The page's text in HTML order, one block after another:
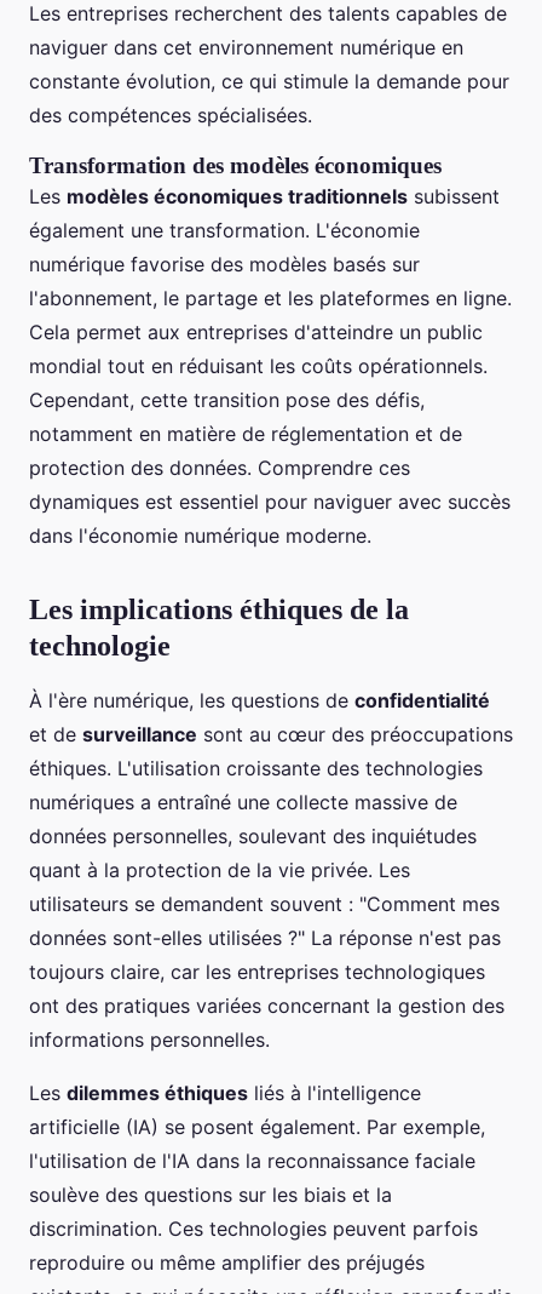
Les entreprises recherchent des talents capables de
naviguer dans cet environnement numérique en
constante évolution, ce qui stimule la demande pour
des compétences spécialisées.
Transformation des modèles économiques
Les modèles économiques traditionnels subissent
également une transformation. L'économie
numérique favorise des modèles basés sur
l'abonnement, le partage et les plateformes en ligne.
Cela permet aux entreprises d'atteindre un public
mondial tout en réduisant les coûts opérationnels.
Cependant, cette transition pose des défis,
notamment en matière de réglementation et de
protection des données. Comprendre ces
dynamiques est essentiel pour naviguer avec succès
dans l'économie numérique moderne.
Les implications éthiques de la
technologie
À l'ère numérique, les questions de confidentialité
et de surveillance sont au cœur des préoccupations
éthiques. L'utilisation croissante des technologies
numériques a entraîné une collecte massive de
données personnelles, soulevant des inquiétudes
quant à la protection de la vie privée. Les
utilisateurs se demandent souvent : "Comment mes
données sont-elles utilisées ?" La réponse n'est pas
toujours claire, car les entreprises technologiques
ont des pratiques variées concernant la gestion des
informations personnelles.
Les dilemmes éthiques liés à l'intelligence
artificielle (IA) se posent également. Par exemple,
l'utilisation de l'IA dans la reconnaissance faciale
soulève des questions sur les biais et la
discrimination. Ces technologies peuvent parfois
reproduire ou même amplifier des préjugés